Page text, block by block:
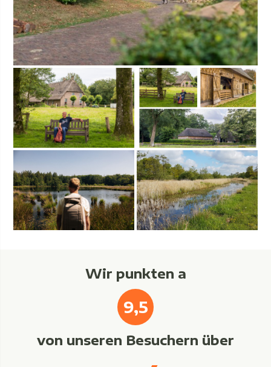
Wir punkten a
9,5
von unseren Besuchern über